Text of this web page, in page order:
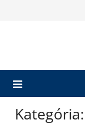
Kategória: